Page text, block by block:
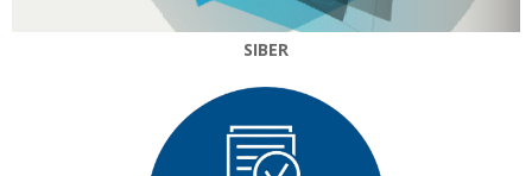
SIBER